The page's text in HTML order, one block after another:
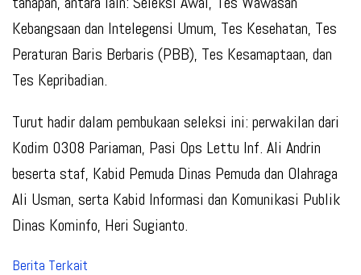
Kebangsaan dan Intelegensi Umum, Tes Kesehatan, Tes
Peraturan Baris Berbaris (PBB), Tes Kesamaptaan, dan
Tes Kepribadian.
Turut hadir dalam pembukaan seleksi ini: perwakilan dari
Kodim 0308 Pariaman, Pasi Ops Lettu Inf. Ali Andrin
beserta staf, Kabid Pemuda Dinas Pemuda dan Olahraga
Ali Usman, serta Kabid Informasi dan Komunikasi Publik
Dinas Kominfo, Heri Sugianto.
Berita Terkait